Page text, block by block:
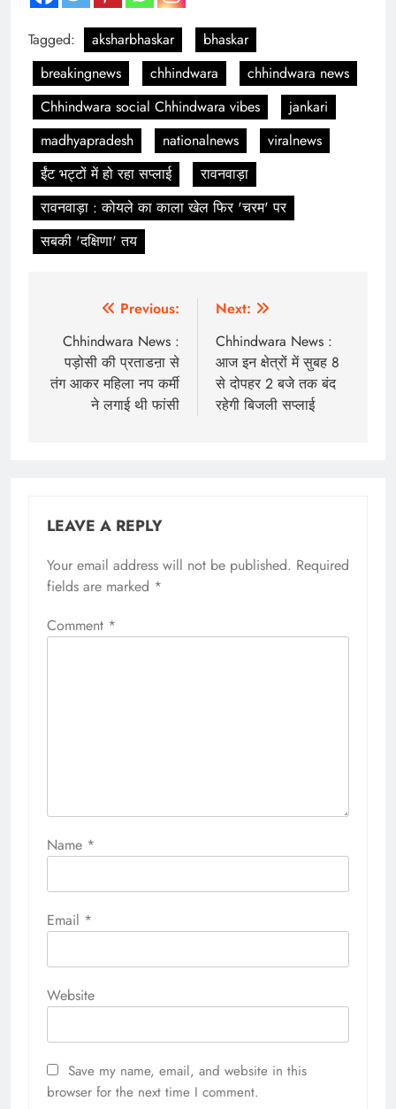
Tagged: aksharbhaskar
bhaskar
breakingnews
chhindwara
chhindwara news
Chhindwara social Chhindwara vibes
jankari
madhyapradesh
nationalnews
viralnews
ईंट भट्टों में हो रहा सप्लाई
रावनवाड़ा
रावनवाड़ा : कोयले का काला खेल फिर 'चरम' पर
सबकी 'दक्षिणा' तय
navigation
Previous:
Chhindwara News :
पड़ोसी की प्रताडऩा से
तंग आकर महिला नप कर्मी
ने लगाई थी फांसी
Next:
Chhindwara News :
आज इन क्षेत्रों में सुबह 8
से दोपहर 2 बजे तक बंद
रहेगी बिजली सप्लाई
LEAVE A REPLY
Your email address will not be published. Required
fields are marked *
Comment *
Name *
Email *
Website
Save my name, email, and website in this
browser for the next time I comment.